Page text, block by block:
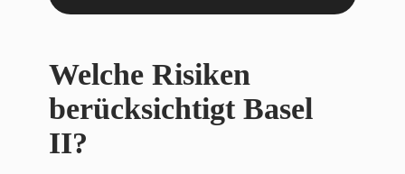
Welche Risiken
berücksichtigt Basel
II?